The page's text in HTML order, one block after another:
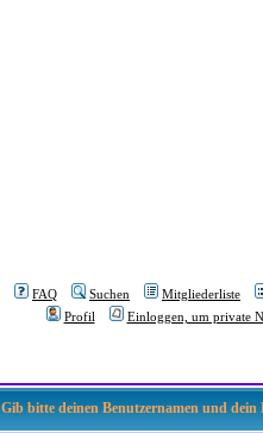
FAQ Suchen Mitgliederliste
Profil
Einloggen, um private
Gib bitte deinen Benutzernamen und dein